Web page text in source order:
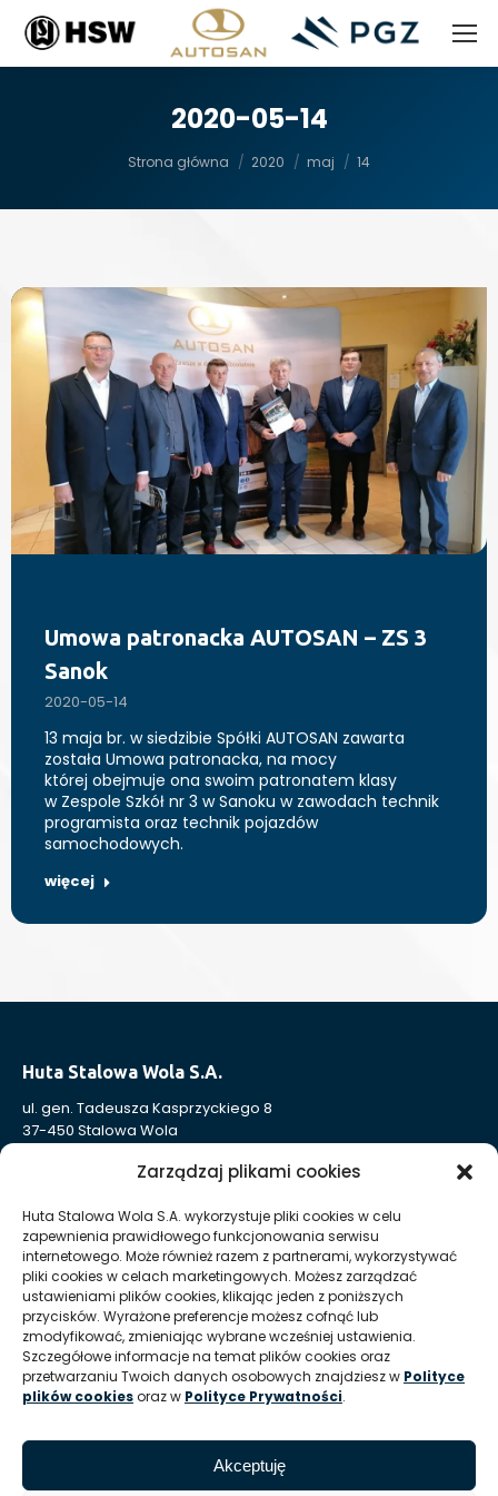
Zarządzaj plikami cookies
Huta Stalowa Wola S.A. wykorzystuje pliki cookies w celu
zapewnienia prawidłowego funkcjonowania serwisu
internetowego. Może również razem z partnerami, wykorzystywać
pliki cookies w celach marketingowych. Możesz zarządzać
ustawieniami plików cookies, klikając jeden z poniższych
przycisków. Wyrażone preferencje możesz cofnąć lub
zmodyfikować, zmieniając wybrane wcześniej ustawienia.
Szczegółowe informacje na temat plików cookies oraz
przetwarzaniu Twoich danych osobowych znajdziesz w Polityce
plików cookiesoraz w Polityce Prywatności.
Akceptuję
2020-05-14
Strona główna 2020 maj 14
Umowa patronacka AUTOSAN – ZS 3
Sanok
2020-05-14
13 maja br. w siedzibie Spółki AUTOSAN zawarta
została Umowa patronacka, na mocy
której obejmuje ona swoim patronatem klasy
w Zespole Szkół nr 3 w Sanoku w zawodach technik
programista oraz technik pojazdów
samochodowych.
więcej
Huta Stalowa Wola S.A.
ul. gen. Tadeusza Kasprzyckiego 8
37-450 Stalowa Wola
Nr KRS: 0000004324
REGON: 830005443
Sąd Rejonowy w Rzeszowie, XII Wydział Gospodarczy
Krajowego Rejestru Sądowego
Kapitał Zakładowy: 332 905 973,00 zł – opłacony w całości
Huta Stalowa Wola S.A. Oddział Autosan w Sanoku
ul. Lipińskiego 109
REGON Oddziału 830005443-00214
T: